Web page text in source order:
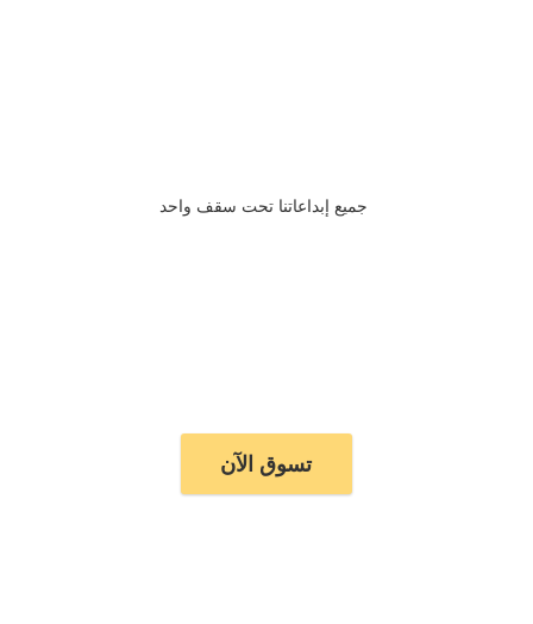
تسوق الآن